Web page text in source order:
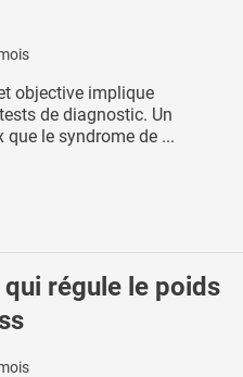
objective implique
de diagnostic. Un
que le syndrome de ...
qui régule le poids